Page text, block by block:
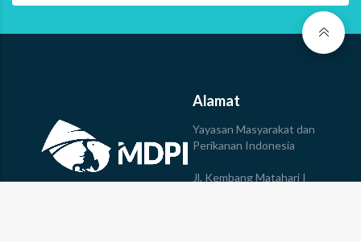
Alamat
Yayasan Masyarakat dan
Perikanan Indonesia
Jl. Kembang Matahari I